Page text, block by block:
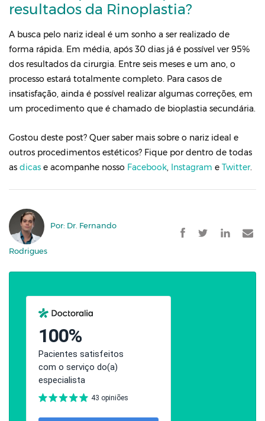
resultados da Rinoplastia?
A busca pelo nariz ideal é um sonho a ser realizado de
forma rápida. Em média, após 30 dias já é possível ver 95%
dos resultados da cirurgia. Entre seis meses e um ano, o
processo estará totalmente completo. Para casos de
insatisfação, ainda é possível realizar algumas correções, em
um procedimento que é chamado de bioplastia secundária.
Gostou deste post? Quer saber mais sobre o nariz ideal e
outros procedimentos estéticos? Fique por dentro de todas
as dicas e acompanhe nosso Facebook, Instagram e Twitter.
Por: Dr. Fernando
Rodrigues